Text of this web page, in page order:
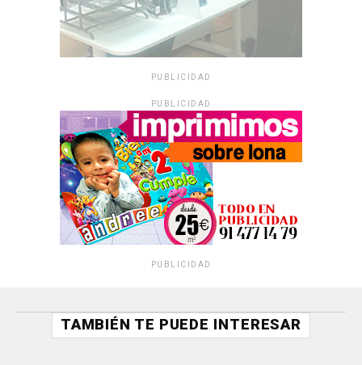
PUBLICIDAD
PUBLICIDAD
PUBLICIDAD
TAMBIÉN TE PUEDE INTERESAR